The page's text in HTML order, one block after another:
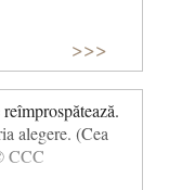
>>>
alegere. (Cea
CCC